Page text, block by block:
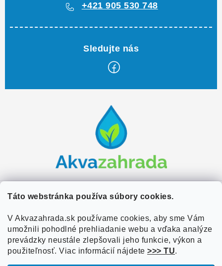
Táto webstránka používa súbory cookies.
V Akvazahrada.sk používame cookies, aby sme Vám
umožnili pohodlné prehliadanie webu a vďaka analýze
prevádzky neustále zlepšovali jeho funkcie, výkon a
použiteľnosť. Viac informácií nájdete >>> TU.
+421 905 530 748
e
Zákaznícky servis
Doprava a platba
Obchodné podmienky
Užitočné informácie
O nás
Referencie
Overené zákazníkmi